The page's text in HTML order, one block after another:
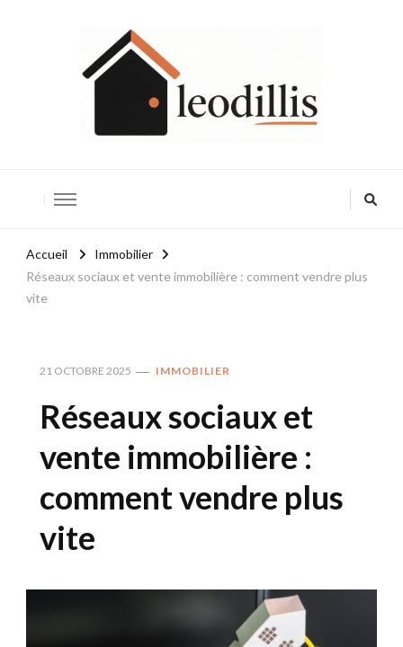
Accueil
Immobilier
Réseaux sociaux et vente immobilière : comment vendre plus
vite
21 OCTOBRE 2025 IMMOBILIER
Réseaux sociaux et
vente immobilière :
comment vendre plus
vite